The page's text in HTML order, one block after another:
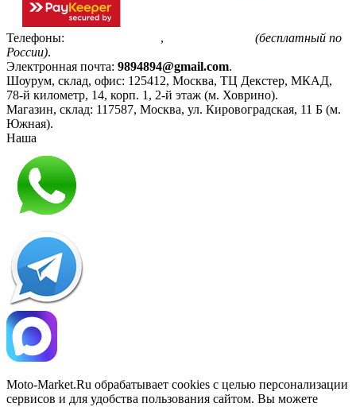
Телефоны: ,
(бесплатный по
России).
Электронная почта: 9894894@gmail.com.
Шоурум, склад, офис: 125412, Москва, ТЦ Декстер, МКАД,
78-й километр, 14, корп. 1, 2-й этаж (м. Ховрино).
Магазин, склад: 117587, Москва, ул. Кировоградская, 11 Б (м.
Южная).
Наша
Moto-Market.Ru обрабатывает сookies с целью персонализации
сервисов и для удобства пользования сайтом. Вы можете